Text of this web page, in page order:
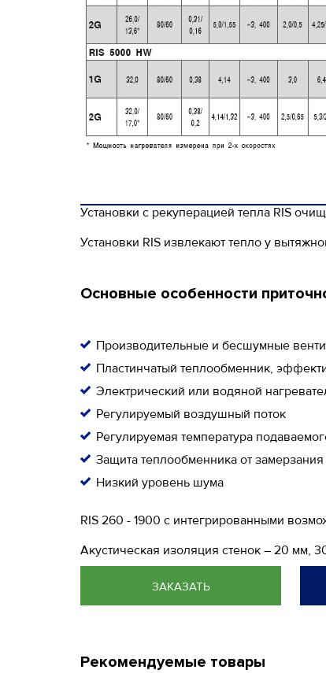
Установки с рекуперацией тепла RIS
Установки RIS извлекают тепло у
Основные особенности
Производительные и бесшумные
Пластинчатый теплообменник,
Электрический или водяной
Регулируемый воздушный поток
Регулируемая температура
Защита теплообменника от замерзания
Низкий уровень шума
RIS 260 - 1900 с интегрированными
Акустическая изоляция стенок – 20 мм,
ЗАКАЗАТЬ
Рекомендуемые товары